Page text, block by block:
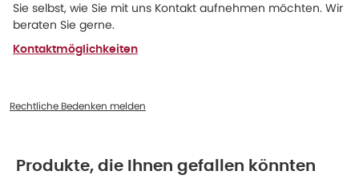
Sie selbst, wie Sie mit uns Kontakt aufnehmen möchten. Wir
beraten Sie gerne.
Kontaktmöglichkeiten
Rechtliche Bedenken melden
Produkte, die Ihnen gefallen könnten